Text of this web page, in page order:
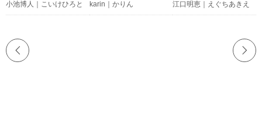
小池博人｜こいけひろと karin｜かりん 江口明恵｜えぐちあきえ